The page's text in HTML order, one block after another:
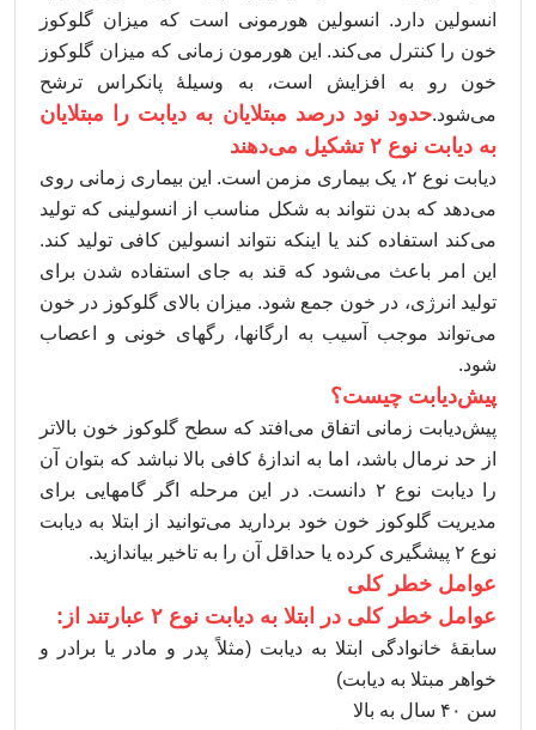
انسولین دارد. انسولین هورمونی است که میزان گلوکوز
خون را کنترل می‌کند. این هورمون زمانی که میزان گلوکوز
خون رو به افزایش است، به وسیلۀ پانکراس ترشح
می‌شود.حدود نود درصد مبتلایان به دیابت را مبتلایان
به دیابت نوع ۲ تشکیل می‌دهند
دیابت نوع ۲، یک بیماری مزمن است. این بیماری زمانی روی
می‌دهد که بدن نتواند به شکل مناسب از انسولینی که تولید
می‌کند استفاده کند یا اینکه نتواند انسولین کافی تولید کند.
این امر باعث می‌شود که قند به جای استفاده شدن برای
تولید انرژی، در خون جمع شود. میزان بالای گلوکوز در خون
می‌تواند موجب آسیب به ارگانها، رگهای خونی و اعصاب
شود.
پیش‌دیابت چیست؟
پیش‌دیابت زمانی اتفاق می‌افتد که سطح گلوکوز خون بالاتر
از حد نرمال باشد، اما به اندازۀ کافی بالا نباشد که بتوان آن
را دیابت نوع ۲ دانست. در این مرحله اگر گامهایی برای
مدیریت گلوکوز خون خود بردارید می‌توانید از ابتلا به دیابت
نوع ۲ پیشگیری کرده یا حداقل آن را به تاخیر بیاندازید.
عوامل خطر کلی
عوامل خطر کلی در ابتلا به دیابت نوع ۲ عبارتند از:
سابقۀ خانوادگی ابتلا به دیابت (مثلاً پدر و مادر یا برادر و
خواهر مبتلا به دیابت)
سن ۴۰ سال به بالا